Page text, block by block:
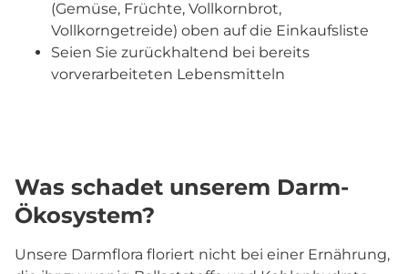
(Gemüse, Früchte, Vollkornbrot,
Vollkorngetreide) oben auf die Einkaufsliste
Seien Sie zurückhaltend bei bereits
vorverarbeiteten Lebensmitteln
Was schadet unserem Darm-
Ökosystem?
Unsere Darmflora floriert nicht bei einer Ernährung,